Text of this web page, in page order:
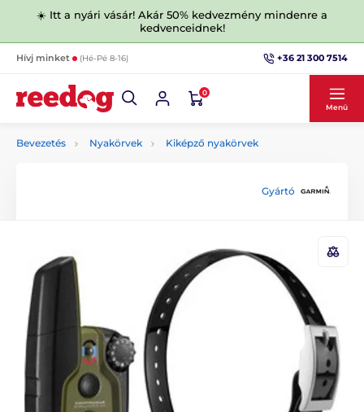
☀️ Itt a nyári vásár! Akár 50% kedvezmény mindenre a
kedvenceidnek!
Hívj minket (Hé-Pé 8-16) +36 21 300 7514
0
Menü
Bevezetés Nyakörvek Kiképző nyakörvek
Gyártó